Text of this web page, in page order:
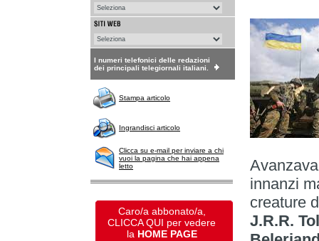
I numeri telefonici delle redazioni
dei principali telegiornali italiani.
Stampa articolo
Ingrandisci articolo
Clicca su e-mail per inviare a chi
vuoi la pagina che hai appena
letto
Caro/a abbonato/a,
CLICCA QUI per vedere
la HOME PAGE
innanzi
creature
J.R.R.